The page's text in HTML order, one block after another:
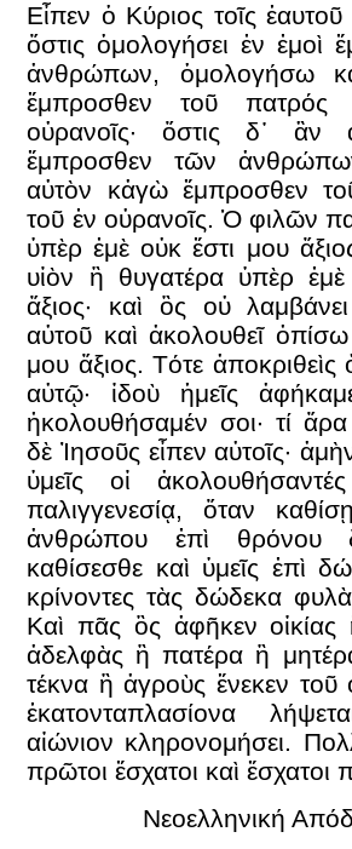
Εἶπεν ὁ Κύριος τοῖς ἑαυτοῦ
ὅστις ὁμολογήσει ἐν ἐμοὶ
ἀνθρώπων, ὁμολογήσω
ἔμπροσθεν τοῦ
οὐρανοῖς· ὅστις δ᾿ ἂν
ἔμπροσθεν τῶν
αὐτὸν κἀγὼ ἔμπροσθεν
τοῦ ἐν οὐρανοῖς. Ὁ φιλῶν
ὑπὲρ ἐμὲ οὐκ ἔστι μου
υἱὸν ἢ θυγατέρα ὑπὲρ
ἄξιος· καὶ ὃς οὐ
αὐτοῦ καὶ ἀκολουθεῖ
μου ἄξιος. Τότε ἀποκριθεὶς
αὐτῷ· ἰδοὺ ἡμεῖς
ἠκολουθήσαμέν σοι· τί
δὲ Ἰησοῦς εἶπεν αὐτοῖς·
ὑμεῖς οἱ
παλιγγενεσίᾳ, ὅταν
ἀνθρώπου ἐπὶ θρόνου
καθίσεσθε καὶ ὑμεῖς ἐπὶ
κρίνοντες τὰς δώδεκα
Καὶ πᾶς ὃς ἀφῆκεν
ἀδελφὰς ἢ πατέρα ἢ
τέκνα ἢ ἀγροὺς ἕνεκεν τοῦ
ἑκατονταπλασίονα
αἰώνιον κληρονομήσει.
πρῶτοι ἔσχατοι καὶ ἔσχατοι
Νεοελληνική